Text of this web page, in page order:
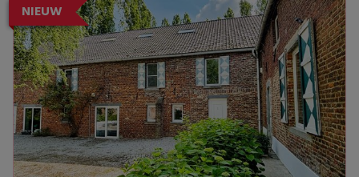
NIEUW